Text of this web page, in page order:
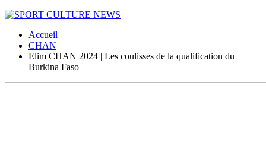
Accueil
CHAN
Elim CHAN 2024 | Les coulisses de la qualification du
Burkina Faso